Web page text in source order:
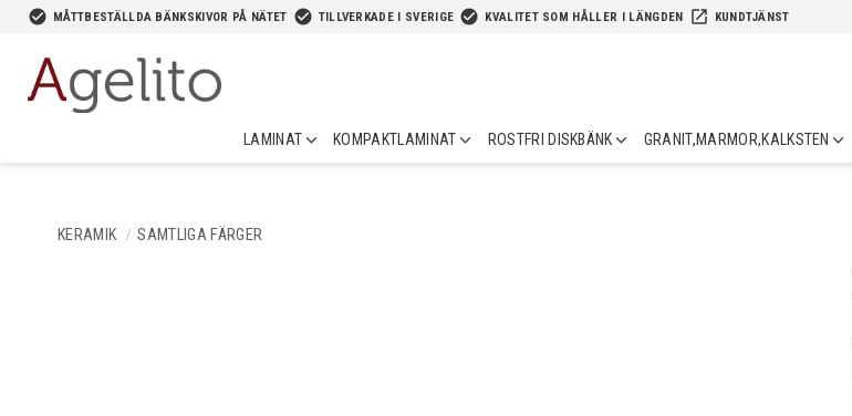
check_circle MÅTTBESTÄLLDA BÄNKSKIVOR PÅ NÄTET check_circle TILLVERKADE I SVERIGE check_circle KVALITET SOM HÅLLER I LÄNGDEN launch KUNDTJÄNST
LAMINAT KOMPAKTLAMINAT ROSTFRI DISKBÄNK GRANIT,MARMOR,KALKSTEN
KERAMIK SAMTLIGA FÄRGER